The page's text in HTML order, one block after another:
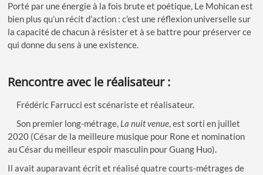
Porté par une énergie à la fois brute et poétique, Le Mohican est
bien plus qu’un récit d’action : c’est une réflexion universelle sur
la capacité de chacun à résister et à se battre pour préserver ce
qui donne du sens à une existence.
Rencontre avec le réalisateur:
Frédéric Farrucci est scénariste et réalisateur.
Son premier long-métrage, La nuit venue, est sorti en juillet
2020 (César de la meilleure musique pour Rone et nomination
au César du meilleur espoir masculin pour Guang Huo).
Il avait auparavant écrit et réalisé quatre courts-métrages de